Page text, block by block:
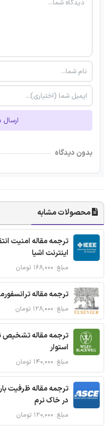
ارسال
بدون دیدگاه
محصولات مشابه
اینترنت اشیا
مبلغ: ۱۶۸,۰۰۰ تومان
ترجمه مقاله
مبلغ: ۱۲۸,۰۰۰ تومان
ترجمه مقاله تشخیص
استوار
مبلغ: ۱۴۰,۰۰۰ تومان
ترجمه مقاله ظرفیت
در خاک نرم
مبلغ: ۱۲۰,۰۰۰ تومان